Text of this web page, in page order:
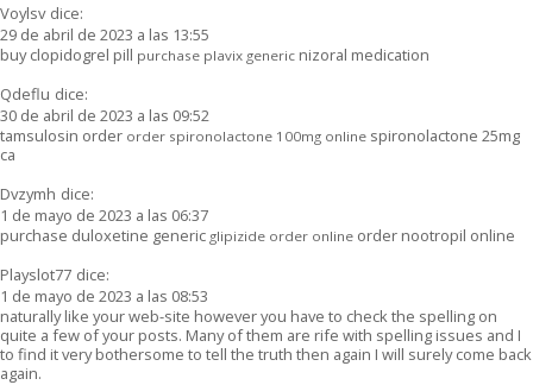
Voylsv dice:
29 de abril de 2023 a las 13:55
buy clopidogrel pill purchase plavix generic nizoral medication
Qdeflu dice:
30 de abril de 2023 a las 09:52
tamsulosin order order spironolactone 100mg online spironolactone 25mg
ca
Dvzymh dice:
1 de mayo de 2023 a las 06:37
purchase duloxetine generic glipizide order online order nootropil online
Playslot77 dice:
1 de mayo de 2023 a las 08:53
naturally like your web-site however you have to check the spelling on
quite a few of your posts. Many of them are rife with spelling issues and I
to find it very bothersome to tell the truth then again I will surely come back
again.